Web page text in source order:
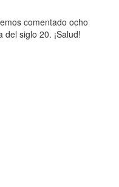
comentado ocho
siglo 20. ¡Salud!